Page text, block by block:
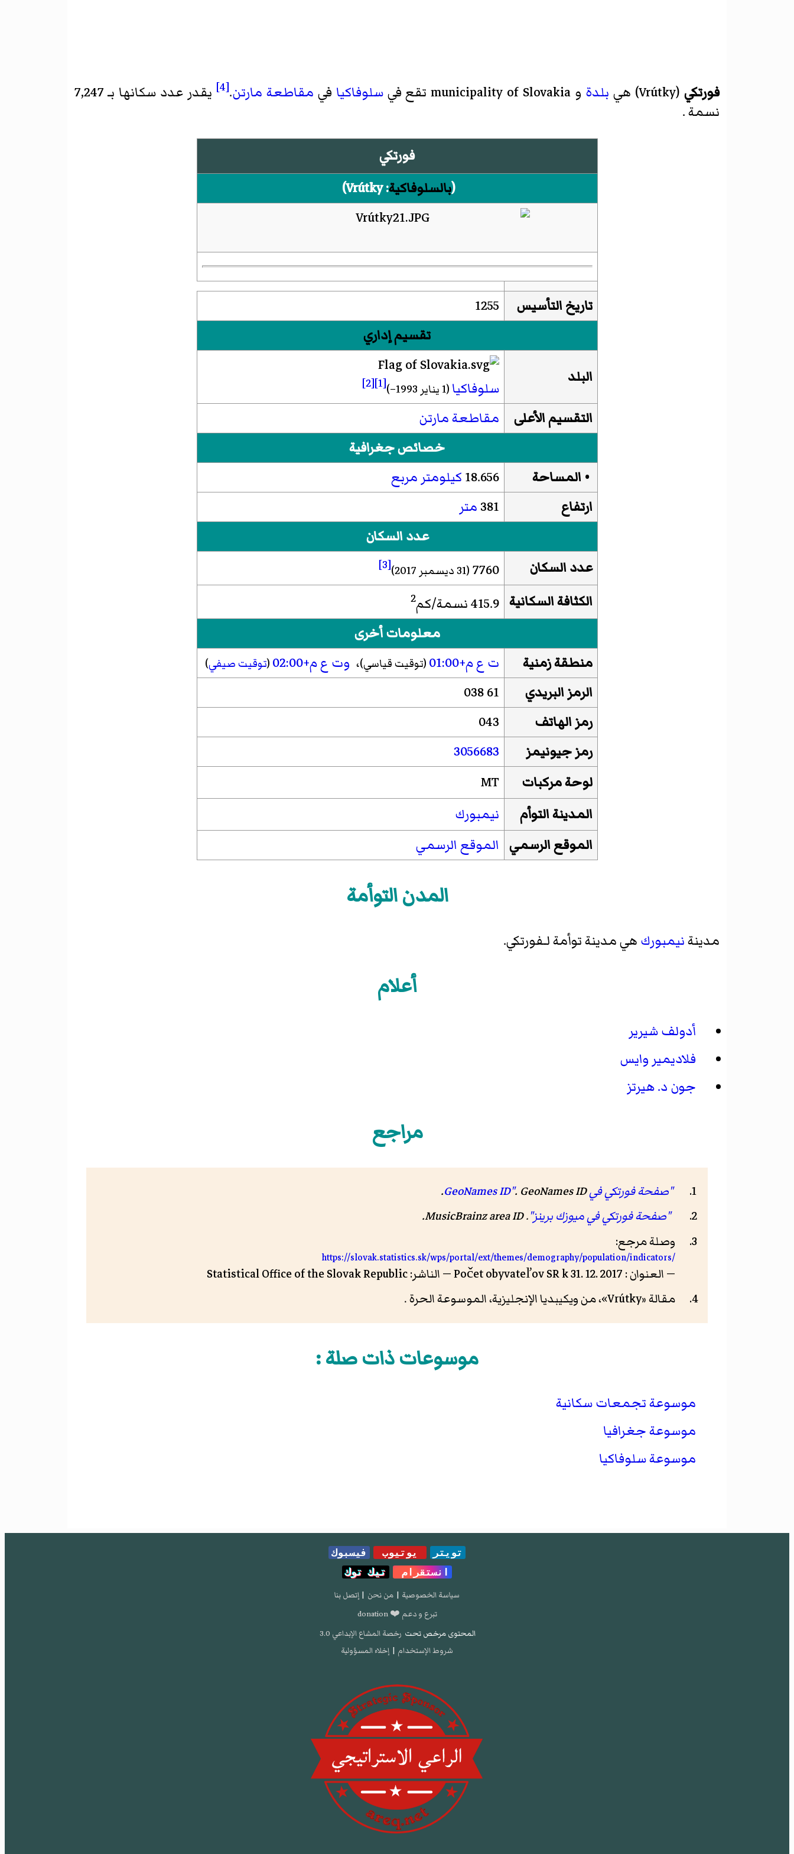
فورتكي (
Vrútky)‏ هي بلدة و municipality of Slovakiaتقع فيسلوفاكيا في مقاطعة مارتن.
[4]
يقدر عدد سكانها بـ 7,247
نسمة .
فورتكي
(بالسلوفاكية:
Vrútky
)‏
تاريخ التأسيس
1255
تقسيم إداري
البلد
سلوفاكيا (1 يناير 1993–) [1]
[2]
التقسيم الأعلى
مقاطعة مارتن
خصائص جغرافية
• المساحة
18.656 كيلومتر مربع
ارتفاع
381 متر
عدد السكان
عدد السكان
7760 (31 ديسمبر 2017) [3]
الكثافة السكانية 415.9 نسمة/كم 2
معلومات أخرى
منطقة زمنية
ت ع م+01:00 (توقيت قياسي)، وت ع م+02:00 (توقيت صيفي)
الرمز البريدي
038 61
رمز الهاتف
043
رمز جيونيمز
3056683
لوحة مركبات
MT
المدينة التوأم
نيمبورك
الموقع الرسمي الموقع الرسمي
المدن التوأمة
مدينةنيمبورك هي مدينة توأمة لـفورتكي.
أعلام
أدولف شيرير
فلاديمير وايس
جون د. هيرتز
مراجع
"صفحة فورتكي في GeoNames ID" . GeoNames ID
.
"صفحة فورتكي في ميوزك برينز".
MusicBrainz area ID
.
وصلة مرجع:
https://slovak.statistics.sk/wps/portal/ext/themes/demography/population/indicators/
— العنوان : Počet obyvateľov SR k 31. 12. 2017 — الناشر: Statistical Office of the Slovak Republic
مقالة «Vrútky»، من ويكيبديا الإنجليزية، الموسوعة الحرة .
موسوعات ذات صلة :
موسوعة تجمعات سكانية
موسوعة جغرافيا
موسوعة سلوفاكيا
تويتر يوتيوب
فيسبوك
انستقرام
تيك توك
سياسة الخصوصية | من نحن | إتصل بنا
تبرع و دعم ❤️ donation
المحتوى مرخص تحت رخصة المشاع الإبداعي 3.0
شروط الإستخدام | إخلاء المسؤولية